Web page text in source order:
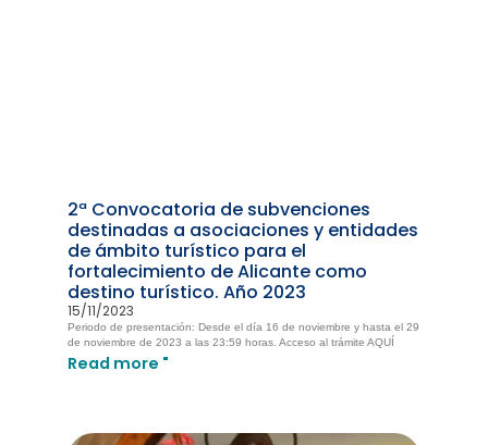
2ª Convocatoria de subvenciones
destinadas a asociaciones y entidades
de ámbito turístico para el
fortalecimiento de Alicante como
destino turístico. Año 2023
15/11/2023
Periodo de presentación: Desde el día 16 de noviembre y hasta el 29
de noviembre de 2023 a las 23:59 horas. Acceso al trámite AQUÍ
Read more "